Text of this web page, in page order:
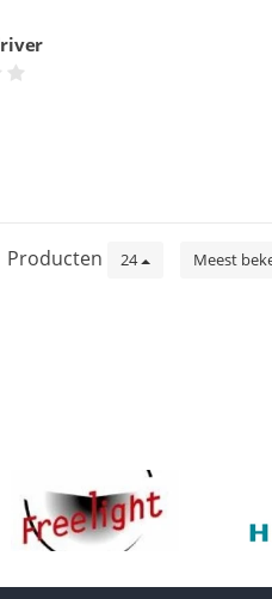
Producten 24 Meest